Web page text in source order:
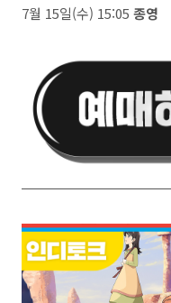
7월 15일(수) 15:05 종영